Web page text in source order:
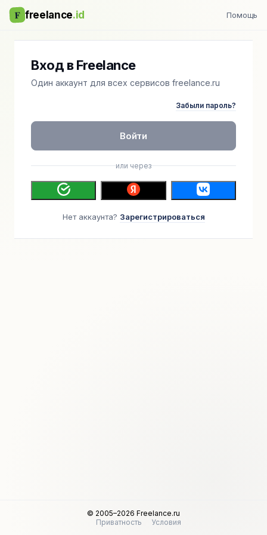
F freelance.id Помощь
Вход в Freelance
Один аккаунт для всех сервисов freelance.ru
Забыли пароль?
Войти
или через
Нет аккаунта? Зарегистрироваться
© 2005–2026 Freelance.ru
Приватность
Условия